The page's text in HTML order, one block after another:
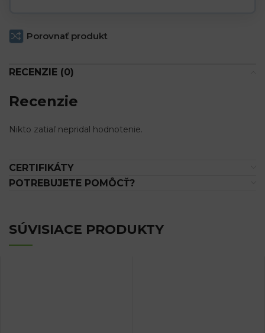
Porovnať produkt
RECENZIE (0)
Recenzie
Nikto zatiaľ nepridal hodnotenie.
CERTIFIKÁTY
POTREBUJETE POMÔCŤ?
SÚVISIACE PRODUKTY